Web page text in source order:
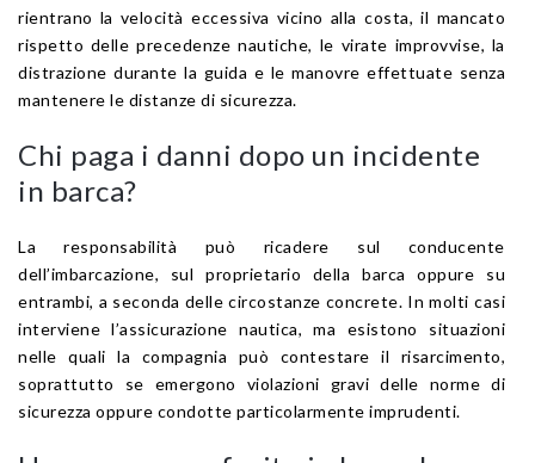
rientrano la velocità eccessiva vicino alla costa, il mancato
rispetto delle precedenze nautiche, le virate improvvise, la
distrazione durante la guida e le manovre effettuate senza
mantenere le distanze di sicurezza.
Chi paga i danni dopo un incidente
in barca?
La responsabilità può ricadere sul conducente
dell’imbarcazione, sul proprietario della barca oppure su
entrambi, a seconda delle circostanze concrete. In molti casi
interviene l’assicurazione nautica, ma esistono situazioni
nelle quali la compagnia può contestare il risarcimento,
soprattutto se emergono violazioni gravi delle norme di
sicurezza oppure condotte particolarmente imprudenti.